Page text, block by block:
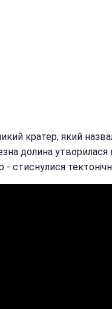
кратер, який
долина утворилася
стиснулися